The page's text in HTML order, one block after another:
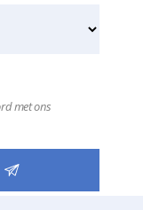
met ons